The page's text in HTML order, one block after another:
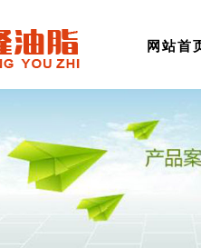
网站首